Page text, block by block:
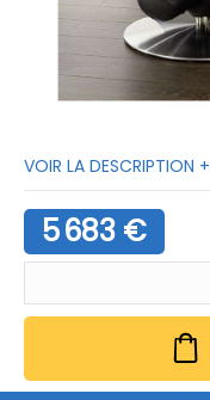
VOIR LA DESCRIPTION +
5 683 €